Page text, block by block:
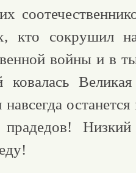
кто сокрушил
войны и в
ковалась